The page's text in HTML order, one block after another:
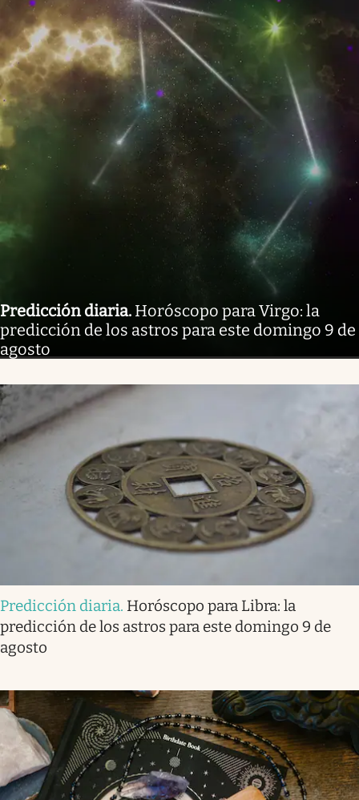
Predicción diaria. Horóscopo para Virgo: la
predicción de los astros para este domingo 9 de
agosto
Predicción diaria. Horóscopo para Libra: la
predicción de los astros para este domingo 9 de
agosto